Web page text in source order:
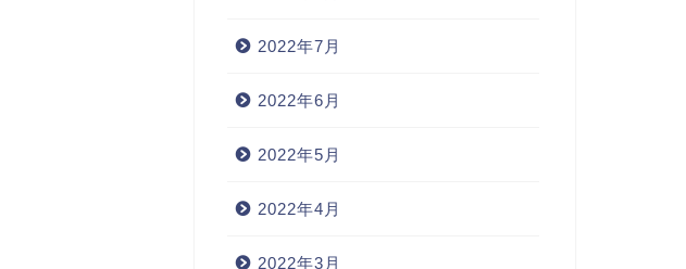
2022年7月
2022年6月
2022年5月
2022年4月
2022年3月